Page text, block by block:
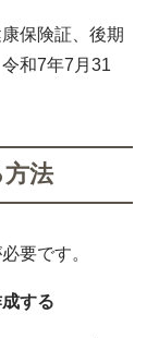
保険証、後期
和7年7月31
法
要です。
する